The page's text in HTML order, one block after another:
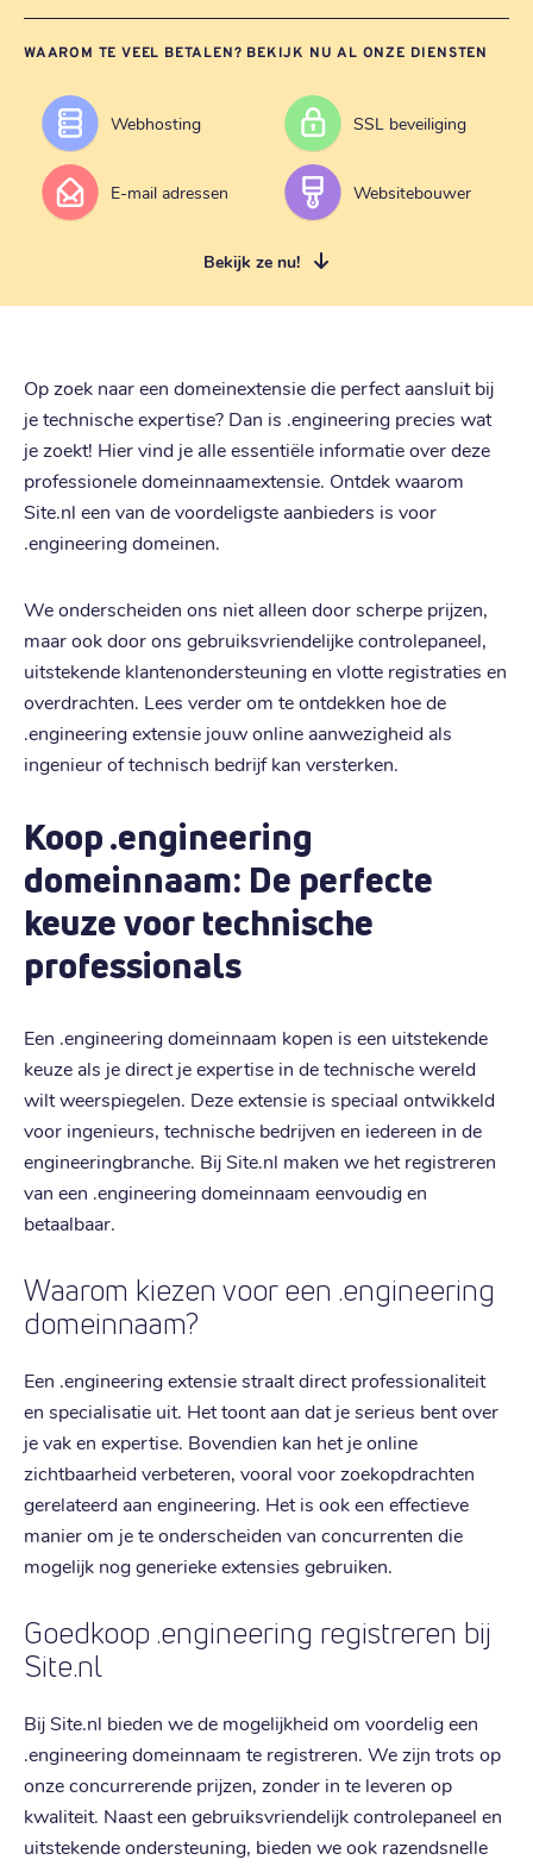
WAAROM TE VEEL BETALEN? BEKIJK NU AL ONZE DIENSTEN
Webhosting SSL beveiliging
E-mail adressen Websitebouwer
Bekijk ze nu!
Op zoek naar een domeinextensie die perfect aansluit bij
je technische expertise? Dan is .engineering precies wat
je zoekt! Hier vind je alle essentiële informatie over deze
professionele domeinnaamextensie. Ontdek waarom
Site.nl een van de voordeligste aanbieders is voor
.engineering domeinen.
We onderscheiden ons niet alleen door scherpe prijzen,
maar ook door ons gebruiksvriendelijke controlepaneel,
uitstekende klantenondersteuning en vlotte registraties en
overdrachten. Lees verder om te ontdekken hoe de
.engineering extensie jouw online aanwezigheid als
ingenieur of technisch bedrijf kan versterken.
Koop .engineering
domeinnaam: De perfecte
keuze voor technische
professionals
Een .engineering domeinnaam kopen is een uitstekende
keuze als je direct je expertise in de technische wereld
wilt weerspiegelen. Deze extensie is speciaal ontwikkeld
voor ingenieurs, technische bedrijven en iedereen in de
engineeringbranche. Bij Site.nl maken we het registreren
van een .engineering domeinnaam eenvoudig en
betaalbaar.
Waarom kiezen voor een .engineering
domeinnaam?
Een .engineering extensie straalt direct professionaliteit
en specialisatie uit. Het toont aan dat je serieus bent over
je vak en expertise. Bovendien kan het je online
zichtbaarheid verbeteren, vooral voor zoekopdrachten
gerelateerd aan engineering. Het is ook een effectieve
manier om je te onderscheiden van concurrenten die
mogelijk nog generieke extensies gebruiken.
Goedkoop .engineering registreren bij
Site.nl
Bij Site.nl bieden we de mogelijkheid om voordelig een
.engineering domeinnaam te registreren. We zijn trots op
onze concurrerende prijzen, zonder in te leveren op
kwaliteit. Naast een gebruiksvriendelijk controlepaneel en
uitstekende ondersteuning, bieden we ook razendsnelle